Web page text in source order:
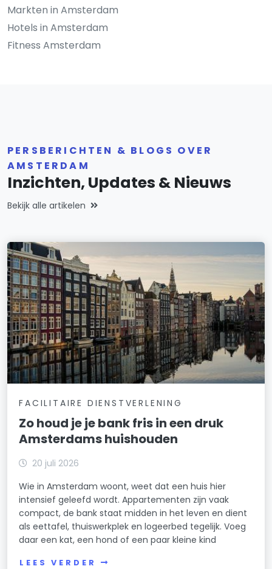
Markten in Amsterdam
Hotels in Amsterdam
Fitness Amsterdam
PERSBERICHTEN & BLOGS OVER
AMSTERDAM
Inzichten, Updates & Nieuws
Bekijk alle artikelen
FACILITAIRE DIENSTVERLENING
Zo houd je je bank fris in een druk
Amsterdams huishouden
20 juli 2026
Wie in Amsterdam woont, weet dat een huis hier
intensief geleefd wordt. Appartementen zijn vaak
compact, de bank staat midden in het leven en dient
als eettafel, thuiswerkplek en logeerbed tegelijk. Voeg
daar een kat, een hond of een paar kleine kind
LEES VERDER